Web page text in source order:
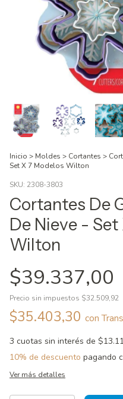
Inicio > Moldes > Cortantes >
Set X 7 Modelos Wilton
SKU: 2308-3803
Cortantes De
De Nieve -
Wilton
$39.337,00
Precio sin impuestos $32.509,92
$35.403,30 con
3 cuotas sin interés de
10% de descuento pagando
Ver más detalles